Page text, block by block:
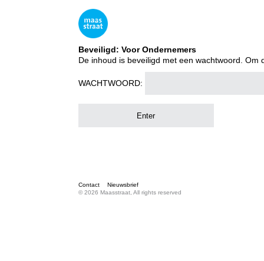
Beveiligd: Voor Ondernemers
De inhoud is beveiligd met een wachtwoord.
WACHTWOORD:
Contact
Nieuwsbrief
© 2026 Maasstraat, All rights reserved